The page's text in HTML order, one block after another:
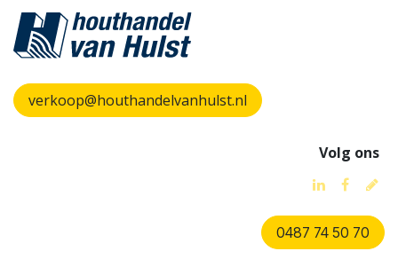
verkoop@houthandelvanhulst.nl
Volg ons
0487 74 50 70